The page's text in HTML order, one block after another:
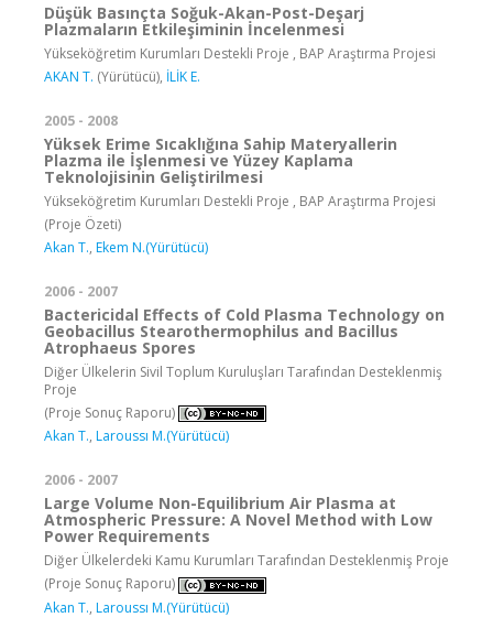
Düşük Basınçta Soğuk-Akan-Post-Deşarj
Plazmaların Etkileşiminin İncelenmesi
Yükseköğretim Kurumları Destekli Proje , BAP Araştırma Projesi
AKAN T. (Yürütücü), İLİK E.
2005 - 2008
Yüksek Erime Sıcaklığına Sahip Materyallerin
Plazma ile İşlenmesi ve Yüzey Kaplama
Teknolojisinin Geliştirilmesi
Yükseköğretim Kurumları Destekli Proje , BAP Araştırma Projesi
(Proje Özeti)
Akan T., Ekem N.(Yürütücü)
2006 - 2007
Bactericidal Effects of Cold Plasma Technology on
Geobacillus Stearothermophilus and Bacillus
Atrophaeus Spores
Diğer Ülkelerin Sivil Toplum Kuruluşları Tarafından Desteklenmiş
Proje
(Proje Sonuç Raporu)
Akan T., Laroussı M.(Yürütücü)
2006 - 2007
Large Volume Non-Equilibrium Air Plasma at
Atmospheric Pressure: A Novel Method with Low
Power Requirements
Diğer Ülkelerdeki Kamu Kurumları Tarafından Desteklenmiş Proje
(Proje Sonuç Raporu)
Akan T., Laroussı M.(Yürütücü)